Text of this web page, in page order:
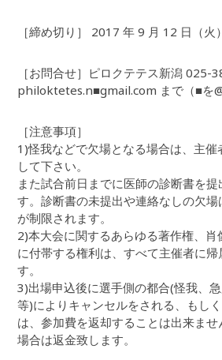
［締め切り］ 2017 年 9 月 12 日（火
［お問合せ］ピロクテテス新潟 025-
philoktetes.n■gmail.com まで（■を@
［注意事項］
1)怪我などで欠場となる場合は、主
して下さい。
また試合前日までに医師の診断書を提
す。診断書の未提出や連絡なしの欠
が制限されます。
2)本大会に関するあらゆる著作権、肖
に付帯する権利は、すべて主催者に帰
す。
3)出場申込後に選手側の都合(怪我、
等)によりキャンセルをされる、もし
は、参加費を返却することは出来ま
場合は返金致します。